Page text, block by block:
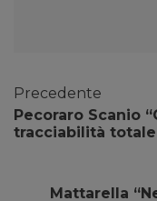
Precedente
Pecoraro Scanio
tracciabilità
Mattarella